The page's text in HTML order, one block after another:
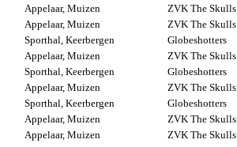
Appelaar, Muizen ZVK The Skulls
Appelaar, Muizen ZVK The Skulls
Sporthal, Keerbergen Globeshotters
Appelaar, Muizen ZVK The Skulls
Sporthal, Keerbergen Globeshotters
Appelaar, Muizen ZVK The Skulls
Sporthal, Keerbergen Globeshotters
Appelaar, Muizen ZVK The Skulls
Appelaar, Muizen ZVK The Skulls